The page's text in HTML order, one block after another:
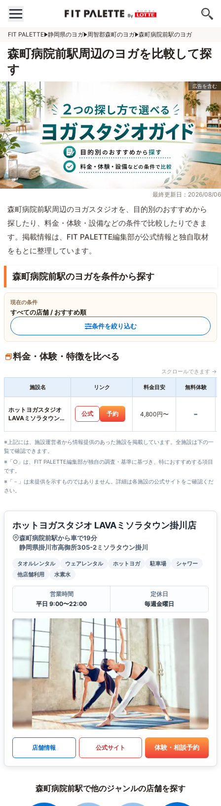
FIT PALETTE 静岡県のヨガ 周智郡森町のヨガ 森町病院前駅のヨガ
森町病院前駅周辺のヨガを比較して探
す
最終更新日：2026/08/06
森町病院前駅周辺のヨガスタジオを、目的別のおすすめから
探したり、料金・体験・設備などの条件で比較したりできま
す。掲載情報は、FIT PALETTE編集部が公式情報と独自取材
をもとに整理しています。
森町病院前駅のヨガを条件から探す
現在の条件
すべての店舗 / おすすめ順
条件を絞り込む
料金・体験・特徴を比べる
スクロールできます →
施設名 リンク 料金目安 無料体験
ホットヨガスタジオ
LAVAミソラタウン掛
公式 予約 4,800円〜 -
※上記には、施設運営者から情報提供のあった施設を掲載しています。全施設は下の一
覧で確認できます。
※「○」は、FIT PALETTE編集部が独自の調査・基準に基づき、特におすすめする項目
です。
※「－」は未提供を示すものではありません。詳細は各施設の公式サイトをご確認くだ
さい。
ホットヨガスタジオ LAVAミソラタウン掛川店
森町病院前駅から車で19分
静岡県掛川市高御所305-2ミソラタウン掛川
タオルレンタル ウェアレンタル ホットヨガ 駐車場
シャワー
他店舗利用
水素水
営業時間
平日 9:00〜22:00
定休日
毎週金曜日
店舗情報 公式サイト 体験・相談予約
森町病院前駅で他のジャンルの店舗を探す